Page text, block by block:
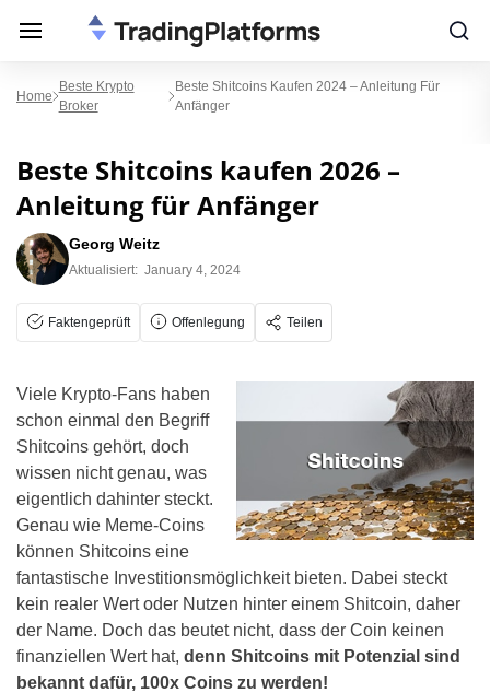
Home
Beste Krypto
Broker
Beste Shitcoins Kaufen 2024 – Anleitung Für
Anfänger
Beste Shitcoins kaufen 2026 –
Anleitung für Anfänger
Georg Weitz
Aktualisiert: January 4, 2024
Faktengeprüft Offenlegung Teilen
Viele Krypto-Fans haben
schon einmal den Begriff
Shitcoins gehört, doch
wissen nicht genau, was
eigentlich dahinter steckt.
Genau wie Meme-Coins
können Shitcoins eine
fantastische Investitionsmöglichkeit bieten. Dabei steckt
kein realer Wert oder Nutzen hinter einem Shitcoin, daher
der Name. Doch das beutet nicht, dass der Coin keinen
finanziellen Wert hat, denn Shitcoins mit Potenzial sind
bekannt dafür, 100x Coins zu werden!